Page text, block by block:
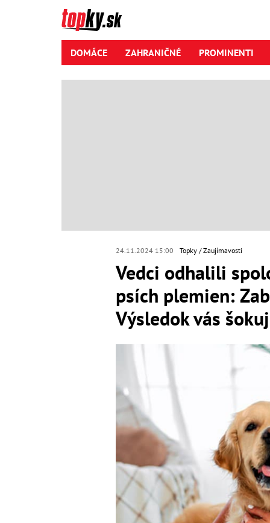
DOMÁCE ZAHRANIČNÉ PROMINENTI
24.11.2024 15:00 Topky Zaujímavosti
Vedci odhalili
psích plemien:
Výsledok vás